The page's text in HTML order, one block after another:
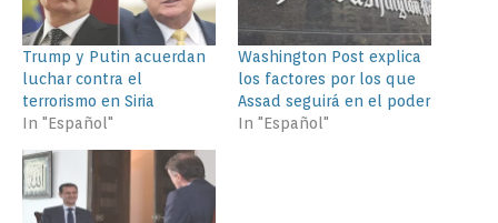
Trump y Putin acuerdan
luchar contra el
terrorismo en Siria
In "Español"
Washington Post explica
los factores por los que
Assad seguirá en el poder
In "Español"